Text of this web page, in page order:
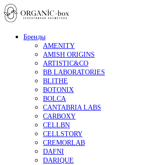
Бренды
AMENITY
AMISH ORIGINS
ARTISTIC&CO
BB LABORATORIES
BLITHE
BOTONIX
BOLCA
CANTABRIA LABS
CARBOXY
CELLBN
CELLSTORY
CREMORLAB
DAFNI
DARIQUE